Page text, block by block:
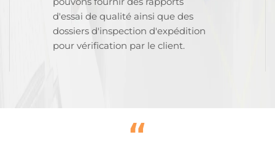
d'essai de qualité ainsi que des
dossiers d'inspection d'expédition
pour vérification par le client.
“